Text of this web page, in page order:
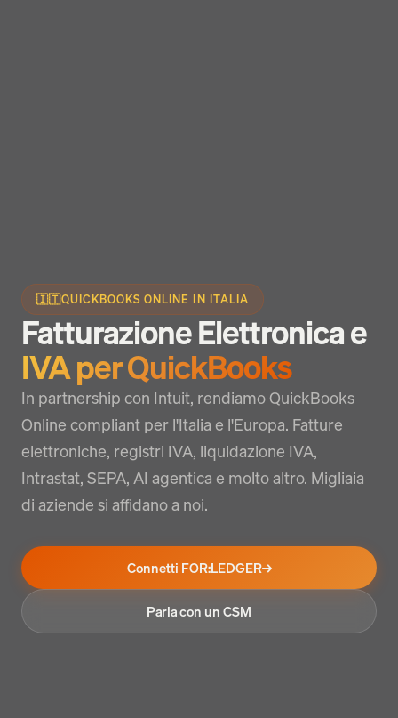
🇮🇹QUICKBOOKS ONLINE IN ITALIA
Fatturazione Elettronica e
IVA per QuickBooks
In partnership con Intuit, rendiamo QuickBooks
Online compliant per l'Italia e l'Europa. Fatture
elettroniche, registri IVA, liquidazione IVA,
Intrastat, SEPA, AI agentica e molto altro. Migliaia
di aziende si affidano a noi.
Connetti FOR:LEDGER→
Parla con un CSM